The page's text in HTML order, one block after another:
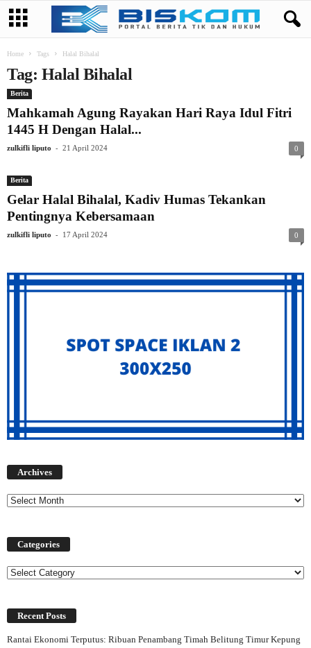
Home Tags Halal Bihalal
Tag: Halal Bihalal
Berita
Mahkamah Agung Rayakan Hari Raya Idul Fitri
1445 H Dengan Halal...
zulkifli liputo - 21 April 2024 0
Berita
Gelar Halal Bihalal, Kadiv Humas Tekankan
Pentingnya Kebersamaan
zulkifli liputo - 17 April 2024 0
Archives
Categories
Categories
Recent Posts
Rantai Ekonomi Terputus: Ribuan Penambang Timah Belitung Timur Kepung